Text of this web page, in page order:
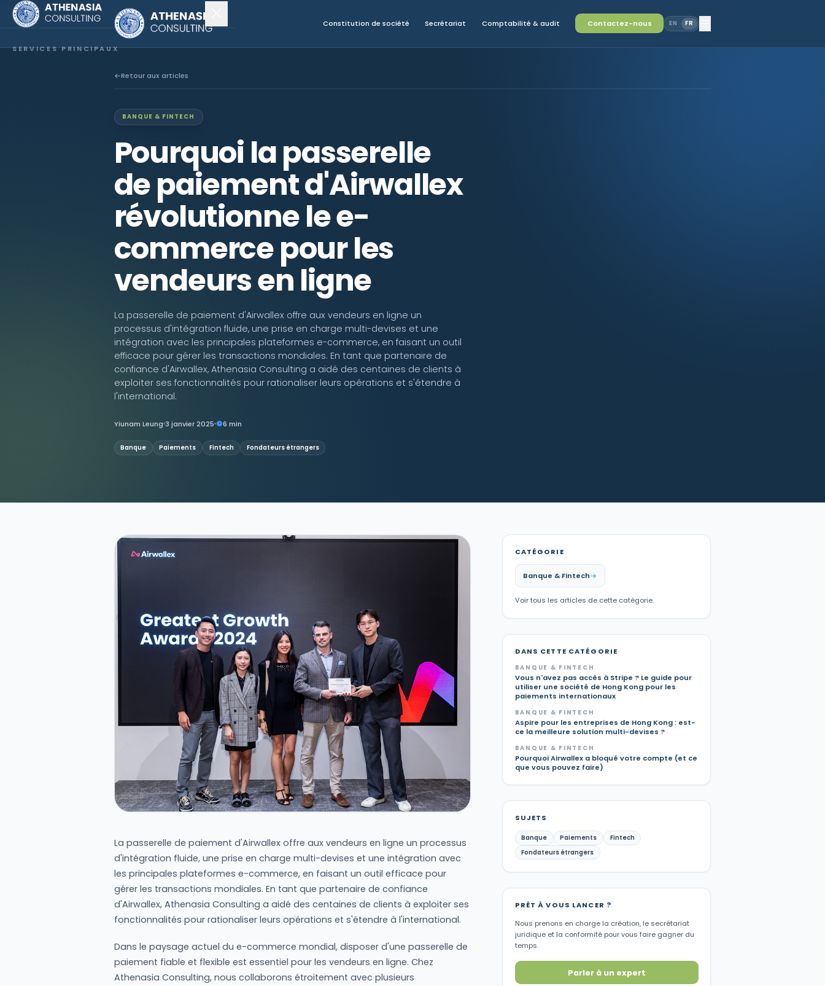
Constitution de société Secrétariat Comptabilité & audit Contactez-nous EN FR
SERVICES PRINCIPAUX
Retour aux articles
BANQUE & FINTECH
Pourquoi la passerelle
de paiement d'Airwallex
révolutionne le e-
commerce pour les
vendeurs en ligne
La passerelle de paiement d'Airwallex offre aux vendeurs en ligne un
processus d'intégration fluide, une prise en charge multi-devises et une
intégration avec les principales plateformes e-commerce, en faisant un outil
efficace pour gérer les transactions mondiales. En tant que partenaire de
confiance d'Airwallex, Athenasia Consulting a aidé des centaines de clients à
exploiter ses fonctionnalités pour rationaliser leurs opérations et s'étendre à
l'international.
Yiunam Leung 3 janvier 2025 6 min
Banque Paiements Fintech Fondateurs étrangers
La passerelle de paiement d'Airwallex offre aux vendeurs en ligne un processus
d'intégration fluide, une prise en charge multi-devises et une intégration avec
les principales plateformes e-commerce, en faisant un outil efficace pour
gérer les transactions mondiales. En tant que partenaire de confiance
d'Airwallex, Athenasia Consulting a aidé des centaines de clients à exploiter ses
fonctionnalités pour rationaliser leurs opérations et s'étendre à l'international.
Dans le paysage actuel du e-commerce mondial, disposer d'une passerelle de
paiement fiable et flexible est essentiel pour les vendeurs en ligne. Chez
Athenasia Consulting, nous collaborons étroitement avec plusieurs
CATÉGORIE
Banque & Fintech
Voir tous les articles de cette catégorie.
DANS CETTE CATÉGORIE
BANQUE & FINTECH
Vous n'avez pas accès à Stripe ? Le guide pour
utiliser une société de Hong Kong pour les
paiements internationaux
BANQUE & FINTECH
Aspire pour les entreprises de Hong Kong : est-
ce la meilleure solution multi-devises ?
BANQUE & FINTECH
Pourquoi Airwallex a bloqué votre compte (et ce
que vous pouvez faire)
SUJETS
Banque Paiements
Fintech
Fondateurs étrangers
PRÊT À VOUS LANCER ?
Nous prenons en charge la création, le secrétariat
juridique et la conformité pour vous faire gagner du
temps.
Parler à un expert